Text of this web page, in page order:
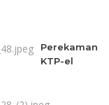
Perekaman
KTP-el